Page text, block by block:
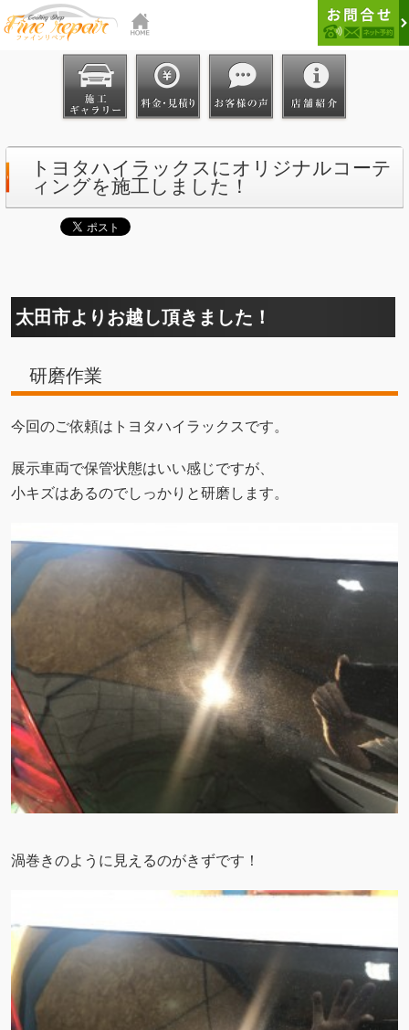
トヨタハイラックスにオリジナルコーテ
ィングを施工しました！
太田市よりお越し頂きました！
研磨作業
今回のご依頼はトヨタハイラックスです。
展示車両で保管状態はいい感じですが、
小キズはあるのでしっかりと研磨します。
渦巻きのように見えるのがきずです！